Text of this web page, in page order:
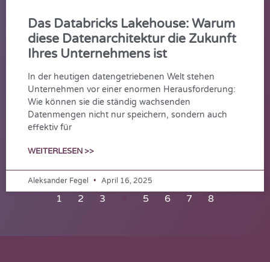
Das Databricks Lakehouse: Warum
diese Datenarchitektur die Zukunft
Ihres Unternehmens ist
In der heutigen datengetriebenen Welt stehen
Unternehmen vor einer enormen Herausforderung:
Wie können sie die ständig wachsenden
Datenmengen nicht nur speichern, sondern auch
effektiv für
WEITERLESEN >>
Aleksander Fegel April 16, 2025
1 2 3 5 6 7 8